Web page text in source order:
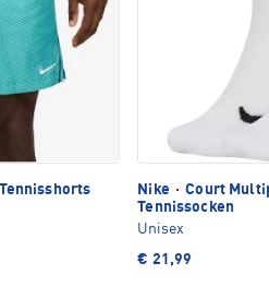
Tennisshorts
Nike · Court
Tennissocken
Unisex
€ 21,99